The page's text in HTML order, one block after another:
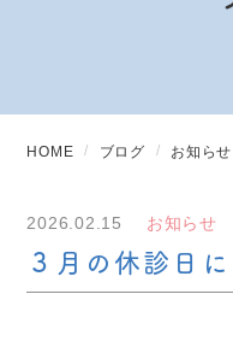
HOME ブログ お知らせ
2026.02.15 お知らせ
３月の休診日